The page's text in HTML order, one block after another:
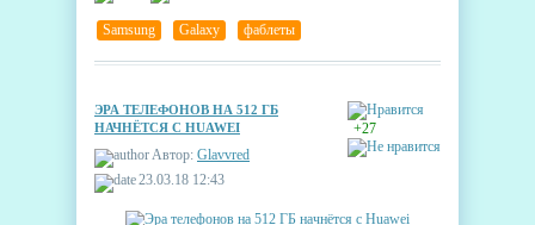
Samsung Galaxy фаблеты
+27
ЭРА ТЕЛЕФОНОВ НА 512 ГБ
НАЧНЁТСЯ С HUAWEI
Автор: Glavvred
23.03.18 12:43